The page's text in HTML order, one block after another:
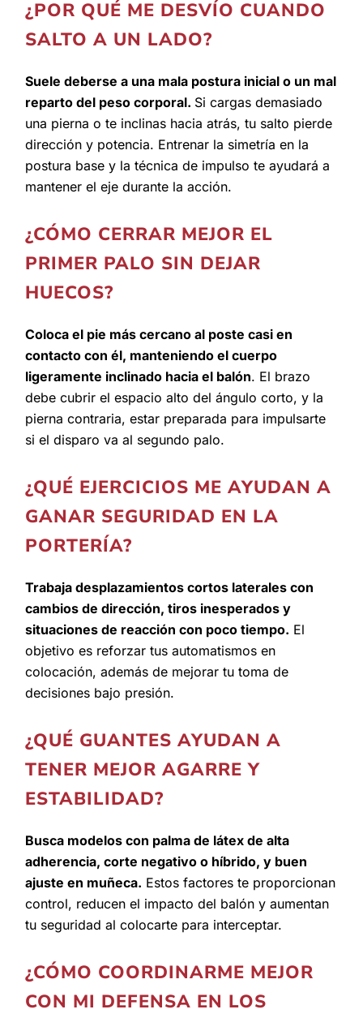
¿POR QUÉ ME DESVÍO CUANDO
SALTO A UN LADO?
Suele deberse a una mala postura inicial o un mal
reparto del peso corporal. Si cargas demasiado
una pierna o te inclinas hacia atrás, tu salto pierde
dirección y potencia. Entrenar la simetría en la
postura base y la técnica de impulso te ayudará a
mantener el eje durante la acción.
¿CÓMO CERRAR MEJOR EL
PRIMER PALO SIN DEJAR
HUECOS?
Coloca el pie más cercano al poste casi en
contacto con él, manteniendo el cuerpo
ligeramente inclinado hacia el balón. El brazo
debe cubrir el espacio alto del ángulo corto, y la
pierna contraria, estar preparada para impulsarte
si el disparo va al segundo palo.
¿QUÉ EJERCICIOS ME AYUDAN A
GANAR SEGURIDAD EN LA
PORTERÍA?
Trabaja desplazamientos cortos laterales con
cambios de dirección, tiros inesperados y
situaciones de reacción con poco tiempo. El
objetivo es reforzar tus automatismos en
colocación, además de mejorar tu toma de
decisiones bajo presión.
¿QUÉ GUANTES AYUDAN A
TENER MEJOR AGARRE Y
ESTABILIDAD?
Busca modelos con palma de látex de alta
adherencia, corte negativo o híbrido, y buen
ajuste en muñeca. Estos factores te proporcionan
control, reducen el impacto del balón y aumentan
tu seguridad al colocarte para interceptar.
¿CÓMO COORDINARME MEJOR
CON MI DEFENSA EN LOS